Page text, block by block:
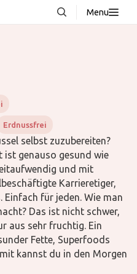
Menu
Rezepte
Erdnussfrei
selbst zuzubereiten?
ist genauso gesund wie
und mit
Karrieretiger,
für jeden. Wie man
Das ist nicht schwer,
aus sehr fruchtig. Ein
Fette, Superfoods
kannst du in den Morgen